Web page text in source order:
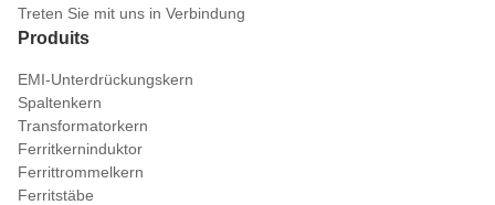
Treten Sie mit uns in Verbindung
Produits
EMI-Unterdrückungskern
Spaltenkern
Transformatorkern
Ferritkerninduktor
Ferrittrommelkern
Ferritstäbe